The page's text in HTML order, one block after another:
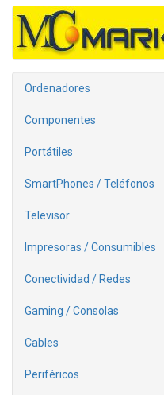
Ordenadores
Componentes
Portátiles
SmartPhones / Teléfonos
Televisor
Impresoras / Consumibles
Conectividad / Redes
Gaming / Consolas
Cables
Periféricos